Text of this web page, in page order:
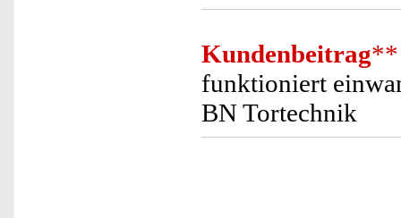
Kundenbeitrag**
funktioniert
BN Tortechnik